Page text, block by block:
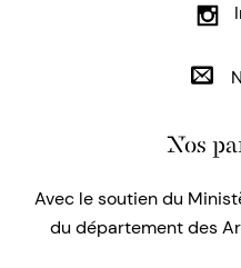
Nos
Avec le soutien du
du département des